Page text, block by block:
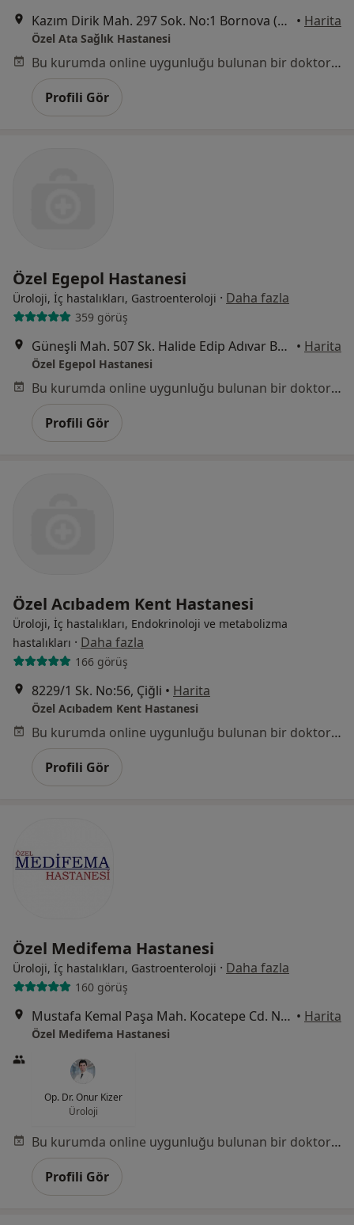
Kazım Dirik Mah. 297 Sok. No:1 Bornova (Metro Stadyum Durağı), İzmir • Harita
Özel Ata Sağlık Hastanesi
Bu kurumda online uygunluğu bulunan bir doktor veya uzman bulunamadı
Profili Gör
Özel Egepol Hastanesi
Üroloji, İç hastalıkları, Gastroenteroloji · Daha fazla
359 görüş
Güneşli Mah. 507 Sk. Halide Edip Adıvar Bul. No:3, Konak • Harita
Özel Egepol Hastanesi
Bu kurumda online uygunluğu bulunan bir doktor veya uzman bulunamadı
Profili Gör
Özel Acıbadem Kent Hastanesi
Üroloji, İç hastalıkları, Endokrinoloji ve metabolizma
hastalıkları · Daha fazla
166 görüş
8229/1 Sk. No:56, Çiğli • Harita
Özel Acıbadem Kent Hastanesi
Bu kurumda online uygunluğu bulunan bir doktor veya uzman bulunamadı
Profili Gör
Özel Medifema Hastanesi
Üroloji, İç hastalıkları, Gastroenteroloji · Daha fazla
160 görüş
Mustafa Kemal Paşa Mah. Kocatepe Cd. No:1, Torbalı • Harita
Özel Medifema Hastanesi
Op. Dr. Onur Kizer
Üroloji
Bu kurumda online uygunluğu bulunan bir doktor veya uzman bulunamadı
Profili Gör